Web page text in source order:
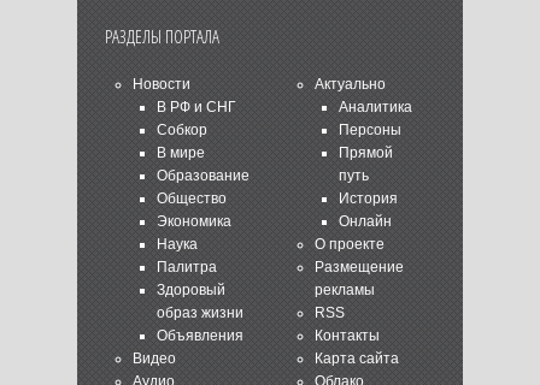
РАЗДЕЛЫ ПОРТАЛА
Новости
В РФ и СНГ
Собкор
В мире
Образование
Общество
Экономика
Наука
Палитра
Здоровый
образ жизни
Объявления
Видео
Аудио
Актуально
Аналитика
Персоны
Прямой
путь
История
Онлайн
О проекте
Размещение
рекламы
RSS
Контакты
Карта сайта
Облако